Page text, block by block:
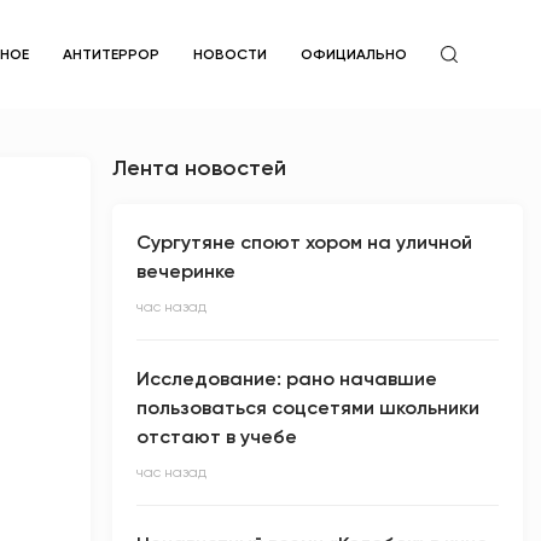
АНТИТЕРРОР НОВОСТИ ОФИЦИАЛЬНО
Лента новостей
Сургутяне споют хором на уличной
вечеринке
час назад
Исследование: рано начавшие
пользоваться соцсетями школьники
отстают в учебе
час назад